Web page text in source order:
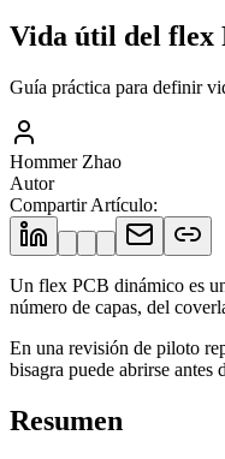
Vida útil del flex
Guía práctica para definir
Hommer Zhao
Autor
Compartir Artículo:
Un flex PCB dinámico es
número de capas, del
En una revisión de piloto
bisagra puede abrirse
Resumen